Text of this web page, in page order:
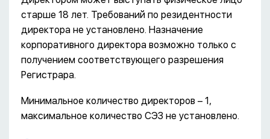
старше 18 лет. Требований по резидентности
директора не установлено. Назначение
корпоративного директора возможно только с
получением соответствующего разрешения
Регистрара.
Минимальное количество директоров – 1,
максимальное количество СЭЗ не установлено.